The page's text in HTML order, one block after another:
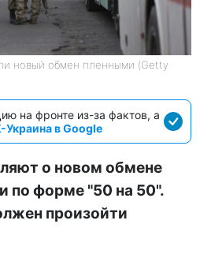
новый обмен пленными (Getty
на фронте из-за фактов, а
Украина в Google
о новом обмене
по форме "50 на 50".
произойти